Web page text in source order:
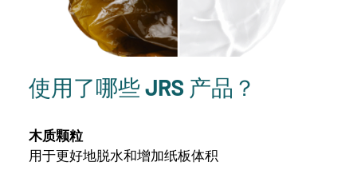
使用了哪些 JRS 产品？
木质颗粒
用于更好地脱水和增加纸板体积